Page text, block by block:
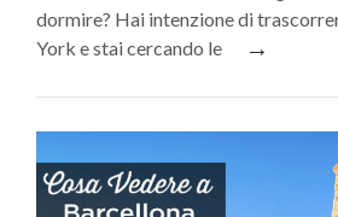
dormire? Hai intenzione di
York e stai cercando le
→